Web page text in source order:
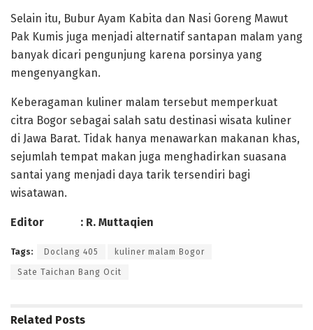
Selain itu, Bubur Ayam Kabita dan Nasi Goreng Mawut
Pak Kumis juga menjadi alternatif santapan malam yang
banyak dicari pengunjung karena porsinya yang
mengenyangkan.
Keberagaman kuliner malam tersebut memperkuat
citra Bogor sebagai salah satu destinasi wisata kuliner
di Jawa Barat. Tidak hanya menawarkan makanan khas,
sejumlah tempat makan juga menghadirkan suasana
santai yang menjadi daya tarik tersendiri bagi
wisatawan.
Editor : R. Muttaqien
Tags: Doclang 405 kuliner malam Bogor
Sate Taichan Bang Ocit
Related Posts